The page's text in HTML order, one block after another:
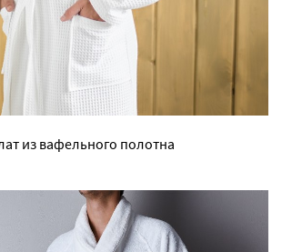
из вафельного полотна